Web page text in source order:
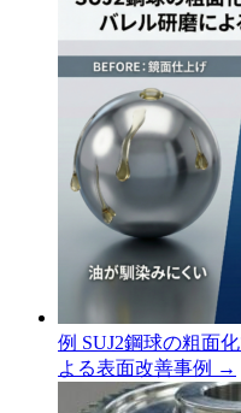
例 SUJ2鋼球の粗面
よる表面改善事例 →